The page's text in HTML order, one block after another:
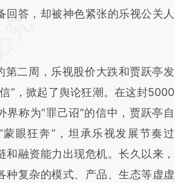
回答，却被神色紧张的乐视公关人
二周，乐视股价大跌和贾跃亭发
”，掀起了舆论狂潮。在这封5000
界称为“罪己诏”的信中，贾跃亭自
蒙眼狂奔”，坦承乐视发展节奏过
和融资能力出现危机。长久以来，
种复杂的模式、产品、生态等虚虚